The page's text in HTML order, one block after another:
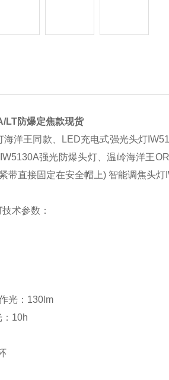
LT防爆定焦款现货
海洋王同款 、LED充电式强光头灯
5130A强光防爆头灯、温岭海洋王
带直接固定在安全帽上) 智能调焦头
技术参数：
光： 130lm
10h